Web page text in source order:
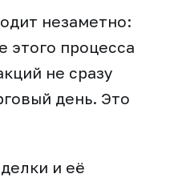
незаметно:
этого процесса
не сразу
день. Это
и её